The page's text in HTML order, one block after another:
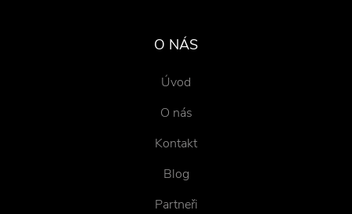
O NÁS
Úvod
O nás
Kontakt
Blog
Partneři